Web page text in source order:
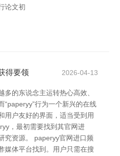
论文初
得要领 2026-04-13
的东说念主运转热心高效、
“paperyy”行为一个新兴的在线
用户友好的界面，适当受到用
，最初需要找到其官网进
究资源。 paperyy官网进口频
媒体平台找到。用户只需在搜